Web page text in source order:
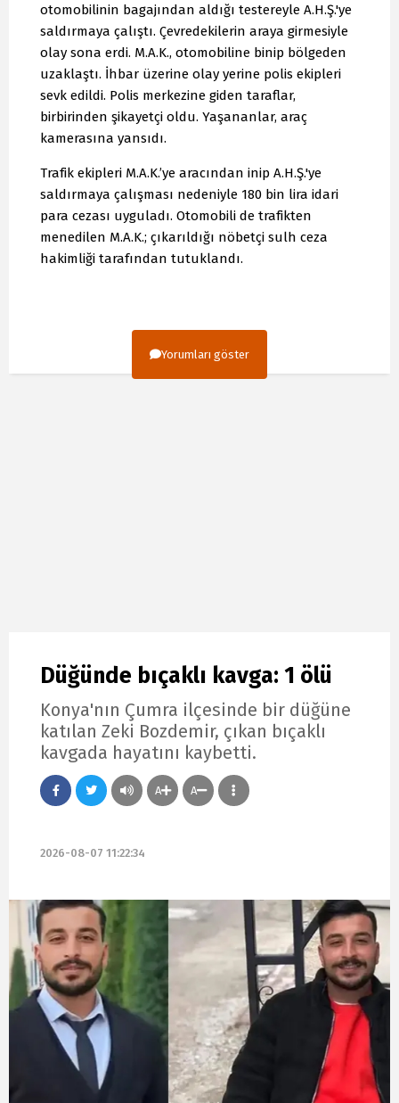
otomobilinin bagajından aldığı testereyle A.H.Ş.'ye
saldırmaya çalıştı. Çevredekilerin araya girmesiyle
olay sona erdi. M.A.K., otomobiline binip bölgeden
uzaklaştı. İhbar üzerine olay yerine polis ekipleri
sevk edildi. Polis merkezine giden taraflar,
birbirinden şikayetçi oldu. Yaşananlar, araç
kamerasına yansıdı.
Trafik ekipleri M.A.K.’ye aracından inip A.H.Ş.'ye
saldırmaya çalışması nedeniyle 180 bin lira idari
para cezası uyguladı. Otomobili de trafikten
menedilen M.A.K.; çıkarıldığı nöbetçi sulh ceza
hakimliği tarafından tutuklandı.
Yorumları göster
Düğünde bıçaklı kavga: 1 ölü
Konya'nın Çumra ilçesinde bir düğüne
katılan Zeki Bozdemir, çıkan bıçaklı
kavgada hayatını kaybetti.
A A
2026-08-07 11:22:34